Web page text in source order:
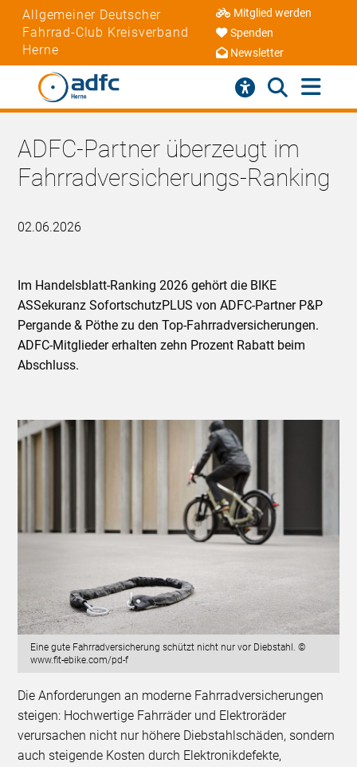
Allgemeiner Deutscher
Fahrrad-Club Kreisverband
Herne
Mitglied werden
Spenden
Newsletter
ADFC-Partner überzeugt im
Fahrradversicherungs-Ranking
02.06.2026
Im Handelsblatt-Ranking 2026 gehört die BIKE
ASSekuranz SofortschutzPLUS von ADFC-Partner P&P
Pergande & Pöthe zu den Top-Fahrradversicherungen.
ADFC-Mitglieder erhalten zehn Prozent Rabatt beim
Abschluss.
Eine gute Fahrradversicherung schützt nicht nur vor Diebstahl. ©
www.fit-ebike.com/pd-f
Die Anforderungen an moderne Fahrradversicherungen
steigen: Hochwertige Fahrräder und Elektroräder
verursachen nicht nur höhere Diebstahlschäden, sondern
auch steigende Kosten durch Elektronikdefekte,